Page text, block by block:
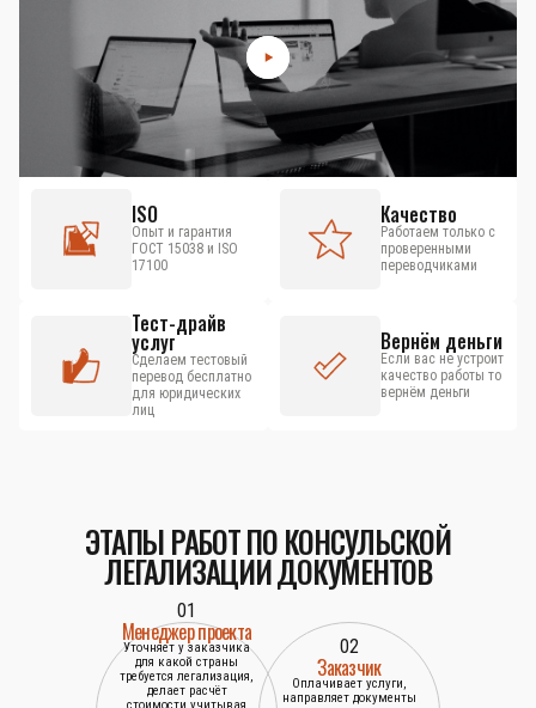
ISO
Опыт и гарантия
ГОСТ 15038 и ISO
17100
Качество
Работаем только с
проверенными
переводчиками
Тест-драйв
услуг
Сделаем тестовый
перевод бесплатно
для юридических
лиц
Вернём деньги
Если вас не устроит
качество работы то
вернём деньги
ЭТАПЫ РАБОТ ПО КОНСУЛЬСКОЙ
ЛЕГАЛИЗАЦИИ ДОКУМЕНТОВ
01
Менеджер проекта
Уточняет у заказчика
для какой страны
требуется легализация,
делает расчёт
стоимости учитывая
02
Заказчик
Оплачивает услуги,
направляет документы